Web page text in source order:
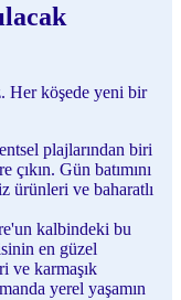
Her köşede yeni bir
plajlarından biri
Gün batımını
ürünleri ve baharatlı
kalbindeki bu
en güzel
ve karmaşık
yerel yaşamın